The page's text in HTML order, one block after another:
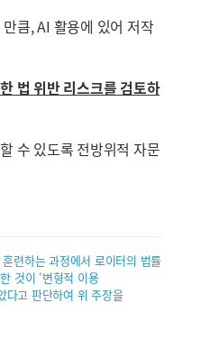
큼, AI 활용에 있어 저작
법 위반 리스크를 검토하
수 있도록 전방위적 자문
련하는 과정에서 로이터의 법률
것이 ‘변형적 이용
다고 판단하여 위 주장을